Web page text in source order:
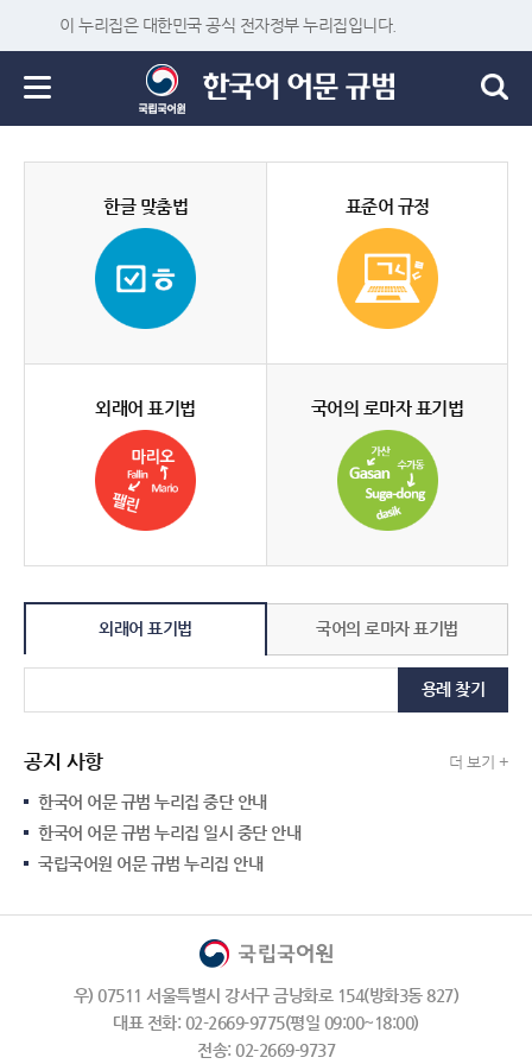
이 누리집은 대한민국 공식 전자정부 누리집입니다.
한글 맞춤법 표준어 규정
외래어 표기법 국어의 로마자 표기법
외래어 표기법 국어의 로마자 표기법
용례 찾기
공지 사항 더 보기 +
한국어 어문 규범 누리집 중단 안내
한국어 어문 규범 누리집 일시 중단 안내
국립국어원 어문 규범 누리집 안내
우) 07511 서울특별시 강서구 금낭화로 154(방화3동 827)
대표 전화: 02-2669-9775(평일 09:00~18:00)
전송: 02-2669-9737